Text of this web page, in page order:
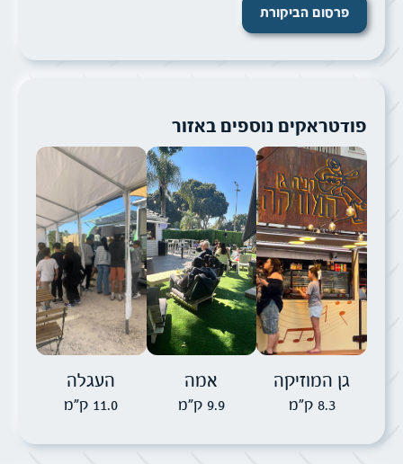
פודטראקים נוספים באזור
תמונה של גן המוזיקה
גן המוזיקה
8.3 ק"מ
תמונה של אמה
אמה
9.9 ק"מ
תמונה של
העגלה
11.0 ק"מ